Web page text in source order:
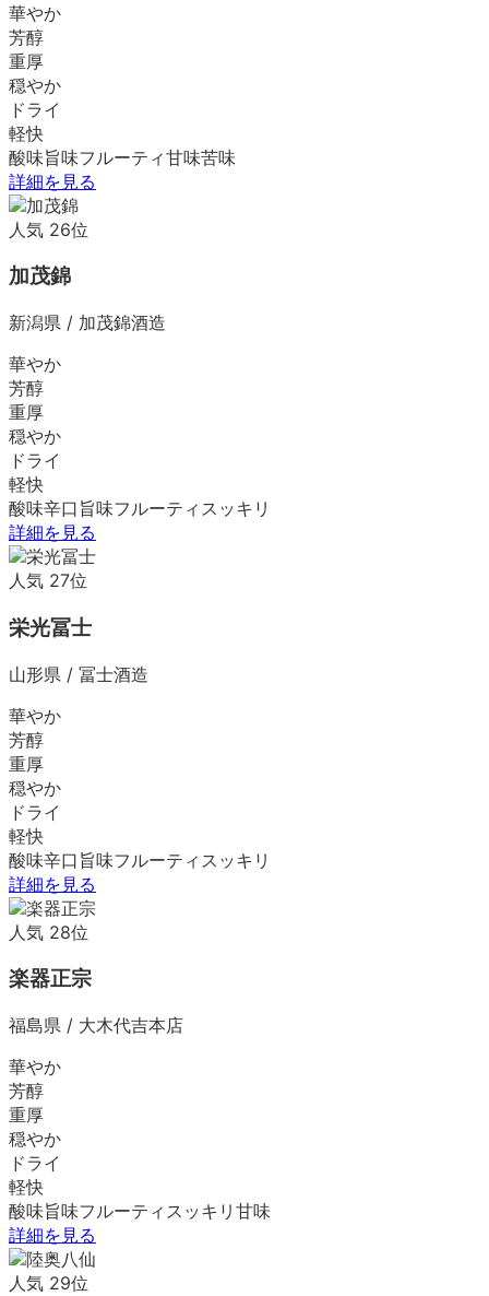
華やか
芳醇
重厚
穏やか
ドライ
軽快
酸味旨味フルーティ甘味苦味
詳細を見る
人気 26位
加茂錦
新潟県 / 加茂錦酒造
華やか
芳醇
重厚
穏やか
ドライ
軽快
酸味辛口 旨味フルーティ スッキリ
詳細を見る
人気 27位
栄光冨士
山形県 / 冨士酒造
華やか
芳醇
重厚
穏やか
ドライ
軽快
酸味辛口 旨味フルーティ スッキリ
詳細を見る
人気 28位
楽器正宗
福島県 / 大木代吉本店
華やか
芳醇
重厚
穏やか
ドライ
軽快
酸味旨味フルーティ スッキリ 甘味
詳細を見る
人気 29位